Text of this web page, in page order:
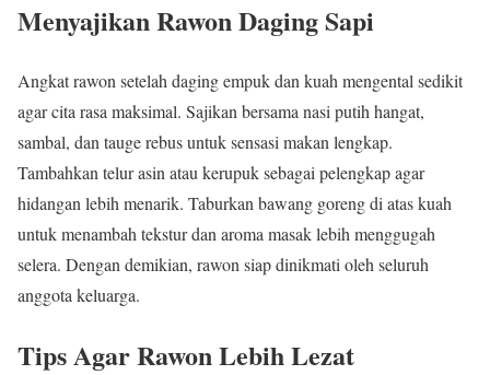
Menyajikan Rawon Daging Sapi
Angkat rawon setelah daging empuk dan kuah mengental sedikit
agar cita rasa maksimal. Sajikan bersama nasi putih hangat,
sambal, dan tauge rebus untuk sensasi makan lengkap.
Tambahkan telur asin atau kerupuk sebagai pelengkap agar
hidangan lebih menarik. Taburkan bawang goreng di atas kuah
untuk menambah tekstur dan aroma masak lebih menggugah
selera. Dengan demikian, rawon siap dinikmati oleh seluruh
anggota keluarga.
Tips Agar Rawon Lebih Lezat